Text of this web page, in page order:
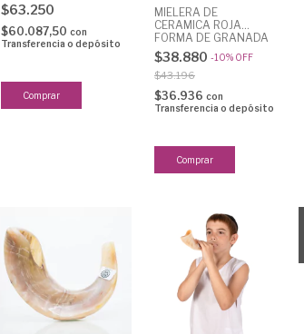
$63.250
$60.087,50 con
Transferencia o depósito
MIELERA DE
CERAMICA ROJA
FORMA DE GRANADA
$38.880 -10% OFF
$43.196
$36.936 con
Transferencia o depósito